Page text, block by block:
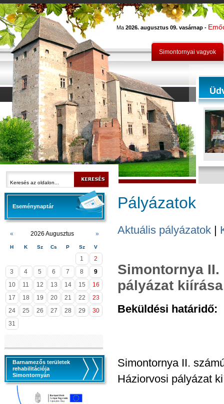
Ma 2026. augusztus 09. vasárnap -
Simontornyai vagyok
Eseménynaptár
« 2026 Augusztus »
H K Sz Cs P Sz V
1
2
3
4 5 6 7 8
9
10
11 12 13 14 15
16
17
18 19 20 21 22
23
24
25 26 27 28 29
30
31
Barnamezős területek
rehabilitációja
Simontornyán
Pályázatok
Aktuális pályázatok |
Simontornya
pályázat kiírása
Beküldési határidő:
Simontornya II.
Háziorvosi pályázat